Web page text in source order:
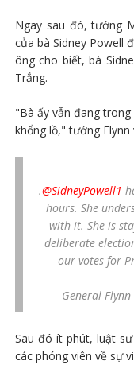
Ngay sau đó, tướng
của bà Sidney Powell
ông cho biết, bà
Trắng.
"Bà ấy vẫn đang
khổng lồ," tướng Flynn
.@SidneyPowell1
hours. She
with it. She is
deliberate
our votes for
— General Flynn
Sau đó ít phút, luật
các phóng viên về sự